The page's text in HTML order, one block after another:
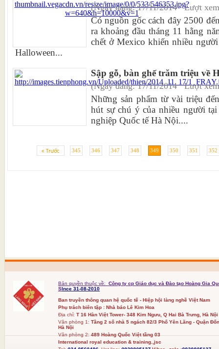
(Ngày đăng: 17/11/2014 Lượt
Có nguồn gốc cách đây 2500
ra khoảng đầu tháng 11 hằng
chết ở Mexico khiến nhiều
Halloween...
Sập gỗ, bàn ghế trăm triệu về
(Ngày đăng: 17/11/2014 Lượt
Những sản phẩm từ vài triệu
hút sự chú ý của nhiều người
nghiệp Quốc tế Hà Nội....
345 346 347 348 349 350 351 352
Bản quyền thuộc về:
Công ty cp Giáo dục và Đào tạo Hoàng Gia
SInce 31-08-2010
Ban truyền thông quan hệ quốc tế - Hiệp hội làng nghề Việt Nam
Phụ trách biên tập : Nhà báo Lê Kim Hoa
Địa chỉ: T 16 Hàn Việt Tower- 348 Kim Ngưu, Q Hai Bà Trưng, Hà Nội
Văn phòng 1:Tầng 2 số nhà 5 ngách 82/3 Phố Yên Lãng - Quận
Hà Nội
Văn phòng 2:489 Hoàng Quốc Việt tầng 03
International royal education & training.,jsc